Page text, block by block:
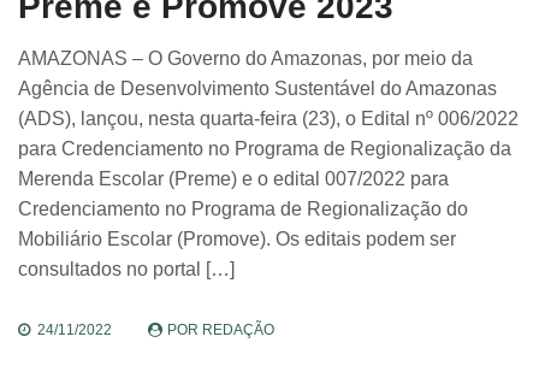
AMAZONAS – O Governo do Amazonas, por meio da
Agência de Desenvolvimento Sustentável do Amazonas
(ADS), lançou, nesta quarta-feira (23), o Edital nº 006/2022
para Credenciamento no Programa de Regionalização da
Merenda Escolar (Preme) e o edital 007/2022 para
Credenciamento no Programa de Regionalização do
Mobiliário Escolar (Promove). Os editais podem ser
consultados no portal […]
24/11/2022 POR REDAÇÃO